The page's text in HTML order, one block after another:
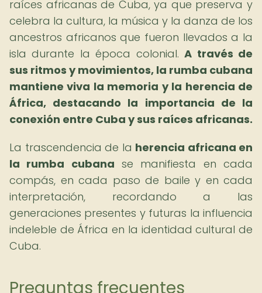
raíces africanas de Cuba, ya que preserva y
celebra la cultura, la música y la danza de los
ancestros africanos que fueron llevados a la
isla durante la época colonial.A través de
sus ritmos y movimientos, la rumba cubana
mantiene viva la memoria y la herencia de
África, destacando la importancia de la
conexión entre Cuba y sus raíces africanas.
La trascendencia de la herencia africana en
la rumba cubana se manifiesta en cada
compás, en cada paso de baile y en cada
interpretación, recordando a las
generaciones presentes y futuras la influencia
indeleble de África en la identidad cultural de
Cuba.
Preguntas frecuentes